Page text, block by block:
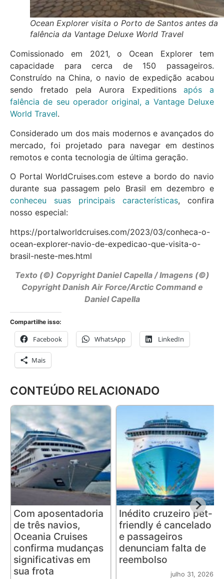
Ocean Explorer visita o Porto de Santos antes da
falência da Vantage Deluxe World Travel
Comissionado em 2021, o Ocean Explorer tem
capacidade para cerca de 150 passageiros.
Construído na China, o navio de expedição acabou
sendo fretado pela Aurora Expeditionsapós a
falência de seu operador original, a Vantage Deluxe
World Travel.
Considerado um dos mais modernos e avançados do
mercado, foi projetado para navegar em destinos
remotos e conta tecnologia de última geração.
O Portal WorldCruises.com esteve a bordo do navio
durante sua passagem pelo Brasil em dezembro e
conheceu suas principais características, confira
nosso especial:
https://portalworldcruises.com/2023/03/conheca-o-
ocean-explorer-navio-de-expedicao-que-visita-o-
brasil-neste-mes.html
Texto (©) Copyright Daniel Capella / Imagens (©)
Copyright Danish Air Force/Arctic Command e
Daniel Capella
Compartilhe isso:
Facebook WhatsApp LinkedIn
Mais
CONTEÚDO RELACIONADO
Com aposentadoria
de três navios,
Oceania Cruises
confirma mudanças
significativas em
sua frota
Inédito cruzeiro pet-
friendly é cancelado
e passageiros
denunciam falta de
reembolso
julho 31, 2026